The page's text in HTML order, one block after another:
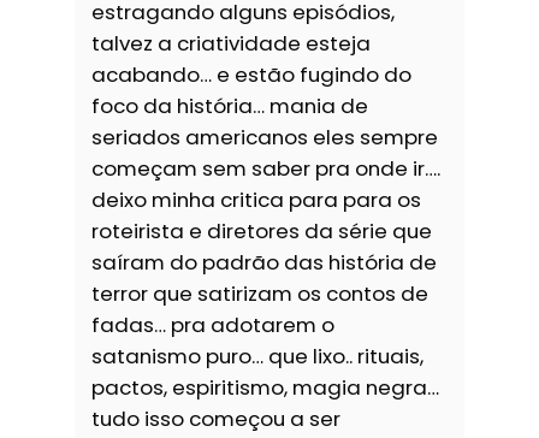
estragando alguns episódios,
talvez a criatividade esteja
acabando… e estão fugindo do
foco da história… mania de
seriados americanos eles sempre
começam sem saber pra onde ir….
deixo minha critica para para os
roteirista e diretores da série que
saíram do padrão das história de
terror que satirizam os contos de
fadas… pra adotarem o
satanismo puro… que lixo.. rituais,
pactos, espiritismo, magia negra…
tudo isso começou a ser